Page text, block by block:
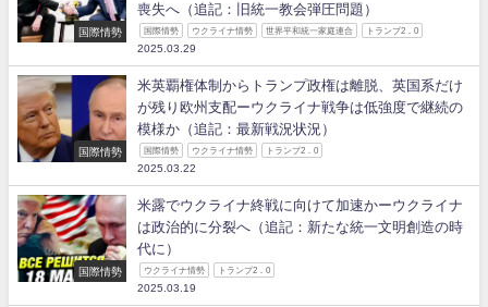
国際情勢
喪失へ（追記：旧統一教会弾圧問題）
国際情勢 ウクライナ情勢 世界平和統一家庭連合 トランプ2．0
2025.03.29
国際情勢
米英覇権体制からトランプ政権は離脱、英国系だけ
が残り欧州支配ーウクライナ戦争は低強度で継続の
模様か（追記：最新戦況状況）
国際情勢 ウクライナ情勢 トランプ2．0
2025.03.22
国際情勢
米露でウクライナ終戦に向けて加速かーウクライナ
は政治的に分裂へ（追記：新たな統一文明創造の時
代に）
ウクライナ情勢 トランプ2．0
2025.03.19